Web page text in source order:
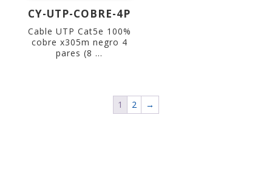
CY-UTP-COBRE-4P
Cable UTP Cat5e 100%
cobre x305m negro 4
pares (8 ...
1 2 →